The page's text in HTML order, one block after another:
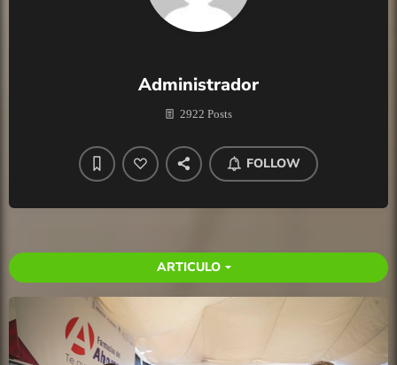
Administrador
2922 Posts
FOLLOW
ARTICULO arrow_drop_down